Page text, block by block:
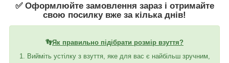
✅ Оформлюйте замовлення зараз і отримайте
свою посилку вже за кілька днів!
👣Як правильно підібрати розмір взуття?
1. Вийміть устілку з взуття, яке для вас є найбільш зручним,